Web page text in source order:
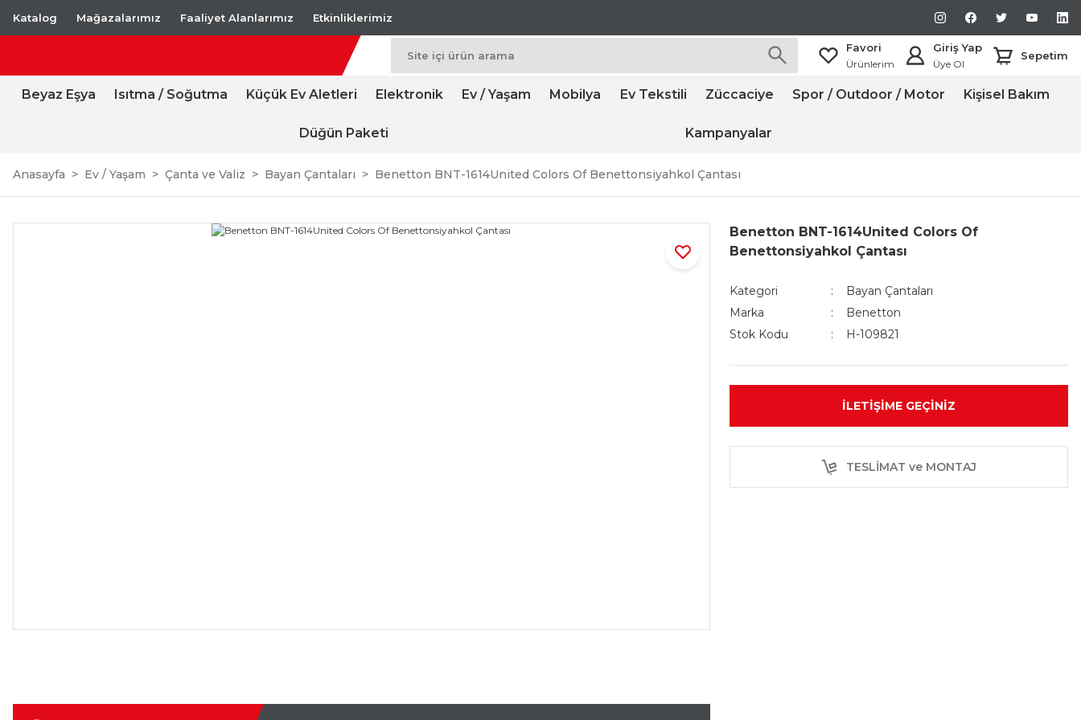
Katalog Mağazalarımız Faaliyet Alanlarımız Etkinliklerimiz
Favori
Ürünlerim
Giriş Yap
Üye Ol
Sepetim
Beyaz Eşya Isıtma / Soğutma Küçük Ev Aletleri Elektronik Ev / Yaşam Mobilya Ev Tekstili Züccaciye Spor / Outdoor / Motor Kişisel Bakım
Düğün Paketi Kampanyalar
Anasayfa Ev / Yaşam Çanta ve Valiz Bayan Çantaları Benetton BNT-1614United Colors Of Benettonsiyahkol Çantası
Benetton BNT-1614United Colors Of
Benettonsiyahkol Çantası
Kategori
Bayan Çantaları
Marka
Benetton
Stok Kodu
H-109821
İLETIŞIME GEÇINIZ
TESLİMAT ve MONTAJ